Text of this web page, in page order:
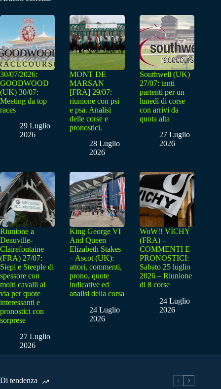
30/07/2026:
GOODWOOD
(UK) 30/07:
Meeting da top
races
29 Luglio
2026
MONT DE
MARSAN
[FRA] 29/07:
riunione con psi
e psa. Analisi
delle corse e
pronostici.
28 Luglio
2026
Southwell (UK)
27/07: tanti
partenti per un
lunedì di corse
con arrivi da
quota alta
27 Luglio
2026
Riunione a
Deauville-
Clairefontaine
(FRA) 27/07:
Siepi e Steeple di
spessore con
molti cavalli al
via per quote
interessanti e
pronostici con
sorprese
27 Luglio
2026
King George VI
And Queen
Elizabeth Stakes
– Ascot (UK):
attori, commenti,
prono, quote
indicative ed
analisi della corsa
24 Luglio
2026
WoW!! VICHY
(FRA) –
COMMENTI E
PRONOSTICI:
Sabato 25 luglio
2026 – Riunione
di 8 corse
24 Luglio
2026
Di tendenza